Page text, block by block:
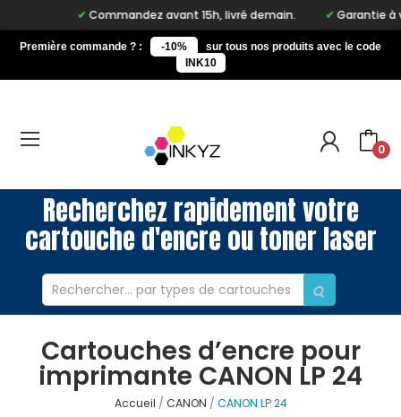
Commandez avant 15h, livré demain. Garantie à vie
Première commande ? : -10%
sur tous nos produits avec le code
INK10
0
Recherchez rapidement votre
cartouche d'encre ou toner laser
Cartouches d’encre pour
imprimante CANON LP 24
Accueil CANON CANON LP 24